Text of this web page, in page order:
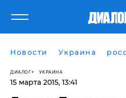
Новости Украина
ДИАЛОГ УКРАИНА
15 марта 2015, 13:41